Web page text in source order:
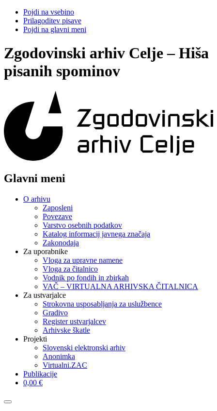
Pojdi na vsebino
Prilagoditev pisave
Pojdi na glavni meni
Zgodovinski arhiv Celje – Hiša
pisanih spominov
Glavni meni
O arhivu
Zaposleni
Povezave
Varstvo osebnih podatkov
Katalog informacij javnega značaja
Zakonodaja
Za uporabnike
Vloga za upravne namene
Vloga za čitalnico
Vodnik po fondih in zbirkah
VAČ – VIRTUALNA ARHIVSKA ČITALNICA
Za ustvarjalce
Strokovna usposabljanja za uslužbence
Gradivo
Register ustvarjalcev
Arhivske škatle
Projekti
Slovenski elektronski arhiv
Anonimka
Virtualni.ZAC
Publikacije
0,00 €